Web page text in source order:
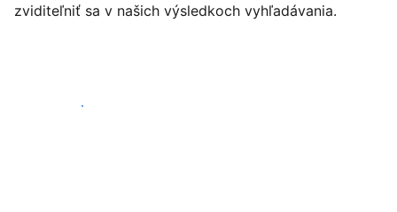
zviditeľniť sa v našich výsledkoch vyhľadávania.
Začať ešte dnes